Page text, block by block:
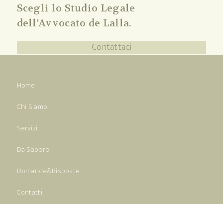
Scegli lo Studio Legale
dell'Avvocato de Lalla.
Contattaci
Home
Chi Siamo
Servizi
Da Sapere
Domande&Risposte
Contatti